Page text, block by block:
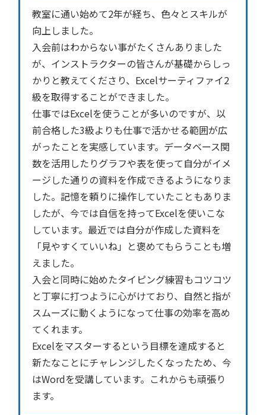
教室に通い始めて2年が経ち、色々とスキルが
向上しました。
入会前はわからない事がたくさんありました
が、インストラクターの皆さんが基礎からしっ
かりと教えてくださり、Excelサーティファイ2
級を取得することができました。
仕事ではExcelを使うことが多いのですが、以
前合格した3級よりも仕事で活かせる範囲が広
がったことを実感しています。データベース関
数を活用したりグラフや表を使って自分がイメ
ージした通りの資料を作成できるようになりま
した。記憶を頼りに操作していたこともありま
したが、今では自信を持ってExcelを使いこな
しています。最近では自分が作成した資料を
「見やすくていいね」と褒めてもらうことも増
えました。
入会と同時に始めたタイピング練習もコツコツ
と丁寧に打つように心がけており、自然と指が
スムーズに動くようになって仕事の効率を高め
てくれます。
Excelをマスターするという目標を達成すると
新たなことにチャレンジしたくなったため、今
はWordを受講しています。これからも頑張り
ます。